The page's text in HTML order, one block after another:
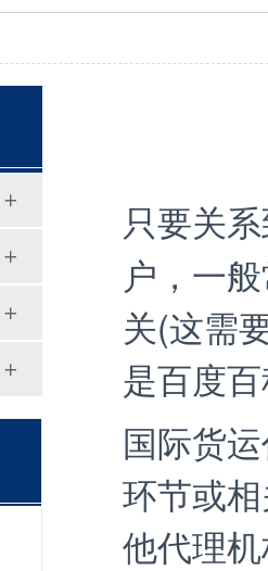
只要关
户，一
关(这需
是百度
国际货
环节或
他代理